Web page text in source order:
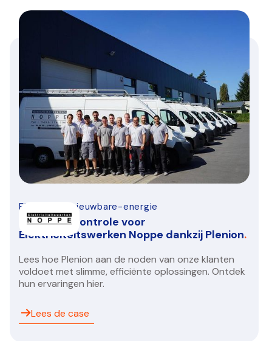
Elektro-hernieuwbare-energie
Inzicht en controle voor
Elektriciteitswerken Noppe dankzij Plenion.
Lees hoe Plenion aan de noden van onze klanten
voldoet met slimme, efficiënte oplossingen. Ontdek
hun ervaringen hier.
Lees de case